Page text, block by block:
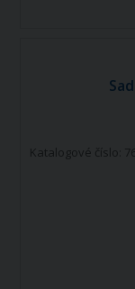
Katalogové číslo: